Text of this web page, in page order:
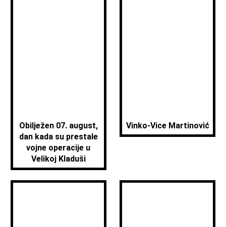
Obilježen 07. august,
dan kada su prestale
vojne operacije u
Velikoj Kladuši
Vinko-Vice Martinović